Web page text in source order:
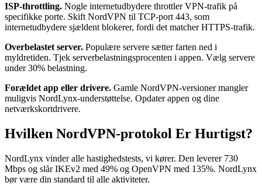
ISP-throttling. Nogle internetudbydere throttler VPN-trafik på
specifikke porte. Skift NordVPN til TCP-port 443, som
internetudbydere sjældent blokerer, fordi det matcher HTTPS-trafik.
Overbelastet server. Populære servere sætter farten ned i
myldretiden. Tjek serverbelastningsprocenten i appen. Vælg servere
under 30% belastning.
Forældet app eller drivere. Gamle NordVPN-versioner mangler
muligvis NordLynx-understøttelse. Opdater appen og dine
netværkskortdrivere.
Hvilken NordVPN-protokol Er Hurtigst?
NordLynx vinder alle hastighedstests, vi kører. Den leverer 730
Mbps og slår IKEv2 med 49% og OpenVPN med 135%. NordLynx
bør være din standard til alle aktiviteter.